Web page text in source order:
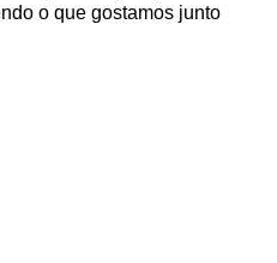
o que gostamos junto